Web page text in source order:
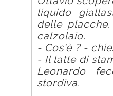
liquido
delle
calzolaio.
- Cos'è ? -
- Il latte di
Leonardo
stordiva.